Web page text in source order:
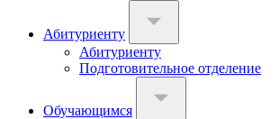
Абитуриенту
Абитуриенту
Подготовительное отделение
Обучающимся